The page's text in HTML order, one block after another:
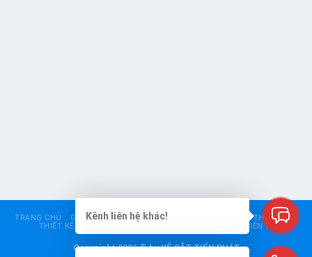
TRANG CHỦ GIỚI THIỆU KỆ SIÊU THỊ
KỆ THÉP V LỖ
THIẾT KẾ – CHO THUÊ KỆ
LIÊN HỆ
Copyright 2026 © by KỆ SẮT TIẾN PHÁT
Kênh liên hệ khác!